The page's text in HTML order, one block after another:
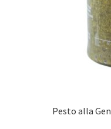
Pesto alla